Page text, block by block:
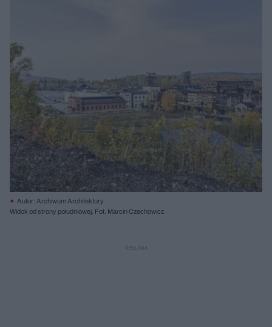
Autor: Archiwum Architektury
Widok od strony południowej. Fot. Marcin Czechowicz